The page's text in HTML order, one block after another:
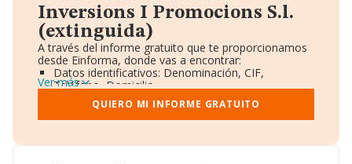
Inversions I Promocions S.l.
(extinguida)
A través del informe gratuito que te proporcionamos
desde Einforma, donde vas a encontrar:
Datos identificativos: Denominación, CIF,
Teléfono, Domicilio.
Informe Mercantil Completo (BORME).
Gráficos de Evolución Ventas y Empleados.
Consejo de Administración y Administradores.
Accionistas.
Ver más
QUIERO MI INFORME GRATUITO